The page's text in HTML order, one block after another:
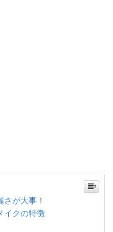
が大事！
イクの特徴